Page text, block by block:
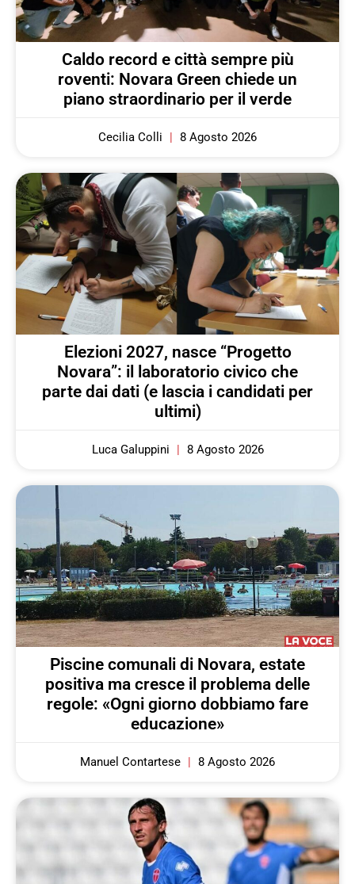
Caldo record e città sempre più
roventi: Novara Green chiede un
piano straordinario per il verde
Cecilia Colli 8 Agosto 2026
Elezioni 2027, nasce “Progetto
Novara”: il laboratorio civico che
parte dai dati (e lascia i candidati per
ultimi)
Luca Galuppini 8 Agosto 2026
Piscine comunali di Novara, estate
positiva ma cresce il problema delle
regole: «Ogni giorno dobbiamo fare
educazione»
Manuel Contartese 8 Agosto 2026